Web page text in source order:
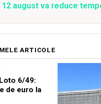
12 august va reduce
ARTICOLE
6/49:
de euro la